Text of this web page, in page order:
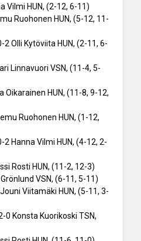
Vilmi HUN, (2-12, 6-11)
Ruohonen HUN, (5-12, 11-
Olli Kytöviita HUN, (2-11, 6-
Linnavuori VSN, (11-4, 5-
Oikarainen HUN, (11-8, 9-12,
Ruohonen HUN, (1-12,
2 Hanna Vilmi HUN, (4-12, 2-
Rosti HUN, (11-2, 12-3)
VSN, (6-11, 5-11)
Viitamäki HUN, (5-11, 3-
0 Konsta Kuorikoski TSN,